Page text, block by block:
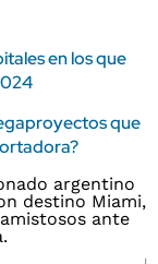
en los que
que